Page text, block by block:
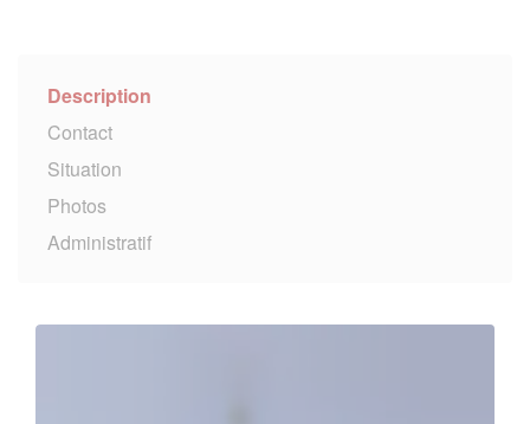
Description
Contact
Situation
Photos
Administratif